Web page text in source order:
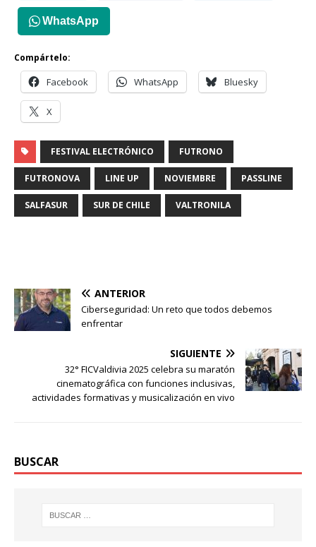
WhatsApp
Compártelo:
Facebook WhatsApp Bluesky
X
FESTIVAL ELECTRÓNICO FUTRONO
FUTRONOVA LINE UP NOVIEMBRE PASSLINE
SALFASUR SUR DE CHILE VALTRONILA
ANTERIOR
Ciberseguridad: Un reto que todos debemos
enfrentar
SIGUIENTE
32° FICValdivia 2025 celebra su maratón
cinematográfica con funciones inclusivas,
actividades formativas y musicalización en vivo
BUSCAR